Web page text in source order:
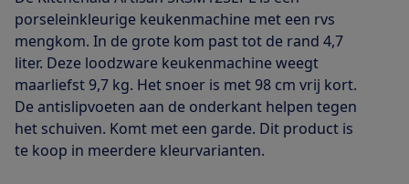
porseleinkleurige keukenmachine met een rvs
mengkom. In de grote kom past tot de rand 4,7
liter. Deze loodzware keukenmachine weegt
maarliefst 9,7 kg. Het snoer is met 98 cm vrij kort.
De antislipvoeten aan de onderkant helpen tegen
het schuiven. Komt met een garde. Dit product is
te koop in meerdere kleurvarianten.